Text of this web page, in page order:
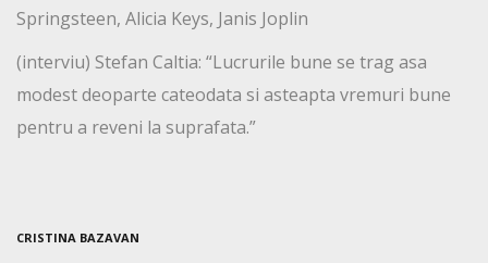
Springsteen, Alicia Keys, Janis Joplin
(interviu) Stefan Caltia: “Lucrurile bune se trag asa
modest deoparte cateodata si asteapta vremuri bune
pentru a reveni la suprafata.”
CRISTINA BAZAVAN